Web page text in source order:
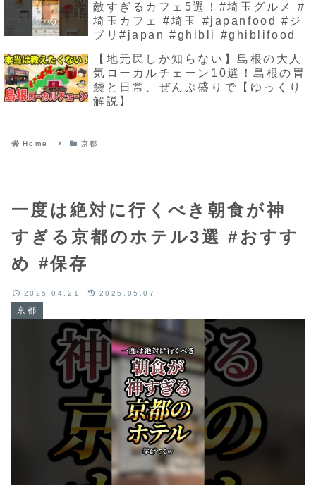
敵すぎるカフェ5選！#埼玉グルメ #
埼玉カフェ #埼玉 #japanfood #ジ
ブリ#japan #ghibli #ghiblifood
【地元民しか知らない】島根の大人
気ローカルチェーン10選！島根の胃
袋と日常、ぜんぶ盛りで【ゆっくり
解説】
Home 京都
一度は絶対に行くべき朝食が神
すぎる京都のホテル3選 #おすす
め #保存
京都
2025.04.21 2025.05.07